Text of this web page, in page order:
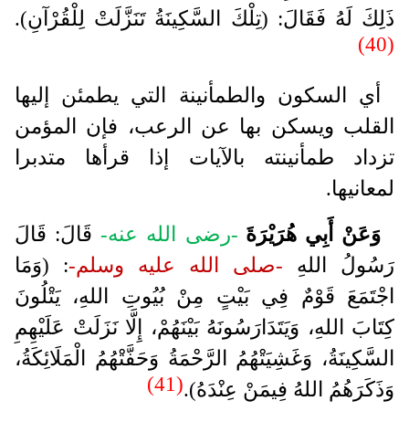
ذَلِكَ لَهُ فَقَالَ: (تِلْكَ السَّكِينَةُ تَنَزَّلَتْ لِلْقُرْآنِ).
(40)
أي السكون والطمأنينة التي يطمئن إليها
القلب ويسكن بها عن الرعب، فإن المؤمن
تزداد طمأنينته بالآيات إذا قرأها متدبرا
لمعانيها.
وَعَنْ أَبِي هُرَيْرَةَ -رضى الله عنه-قَالَ: قَالَ
رَسُولُ اللهِ -صلى الله عليه وسلم-: (وَمَا
اجْتَمَعَ قَوْمٌ فِي بَيْتٍ مِنْ بُيُوتِ اللهِ، يَتْلُونَ
كِتَابَ اللهِ، وَيَتَدَارَسُونَهُ بَيْنَهُمْ، إِلَّا نَزَلَتْ عَلَيْهِمِ
السَّكِينَةُ، وَغَشِيَتْهُمُ الرَّحْمَةُ وَحَفَّتْهُمُ الْمَلَائِكَةُ،
وَذَكَرَهُمُ اللهُ فِيمَنْ عِنْدَهُ).(41)